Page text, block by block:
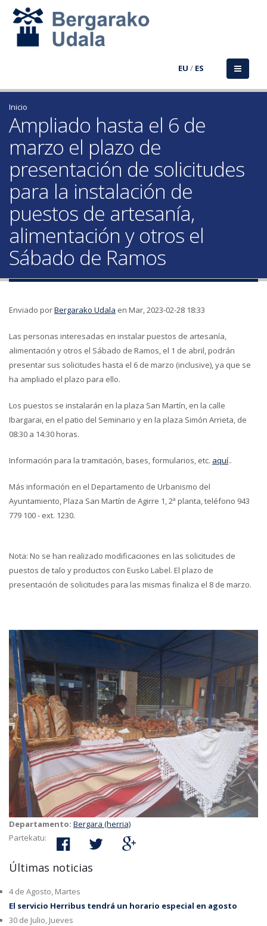
EU / ES
Inicio
Ampliado hasta el 6 de
marzo el plazo de
presentación de solicitudes
para la instalación de
puestos de artesanía,
alimentación y otros el
Sábado de Ramos
Enviado porBergarako Udala en Mar, 2023-02-28 18:33
Las personas interesadas en instalar puestos de artesanía,
alimentación y otros el Sábado de Ramos, el 1 de abril, podrán
presentar sus solicitudes hasta el 6 de marzo (inclusive), ya que se
ha ampliado el plazo para ello.
Los puestos se instalarán en la plaza San Martín, en la calle
Ibargarai, en el patio del Seminario y en la plaza Simón Arrieta, de
08:30 a 14:30 horas.
Información para la tramitación, bases, formularios, etc. aquí..
Más información en el Departamento de Urbanismo del
Ayuntamiento, Plaza San Martín de Agirre 1, 2ª planta, teléfono 943
779 100 - ext. 1230.
Nota: No se han realizado modificaciones en las solicitudes de
puestos de talo y productos con Eusko Label. El plazo de
presentación de solicitudes para las mismas finaliza el 8 de marzo.
Departamento: Bergara (herria)
Partekatu:
Últimas noticias
4 de Agosto, Martes
El servicio Herribus tendrá un horario especial en agosto
30 de Julio, Jueves